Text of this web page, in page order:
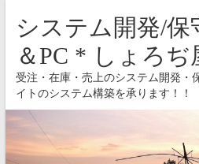
システム開発/保
＆PC * しょろぢ
受注・在庫・売上のシステム開発・
イトのシステム構築を承ります！！